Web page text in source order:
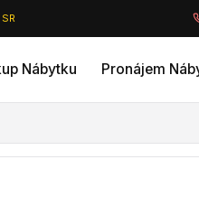
Nábytku Pronájem